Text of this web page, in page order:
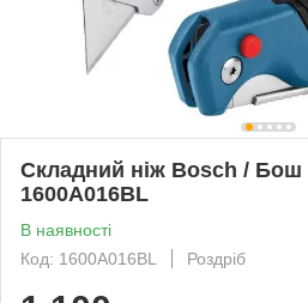
Складний ніж Bosch / Бош
1600A016BL
В наявності
Код: 1600A016BL
Роздріб